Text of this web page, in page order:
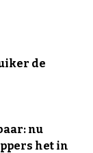
de
nu
het in